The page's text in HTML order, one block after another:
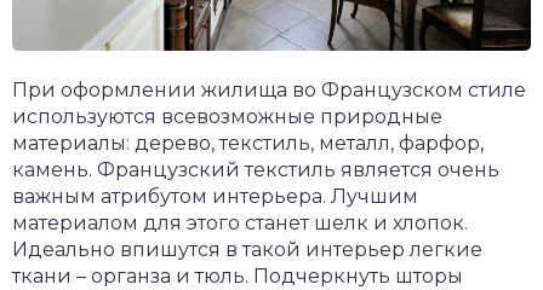
При оформлении жилища во Французском стиле
используются всевозможные природные
материалы: дерево, текстиль, металл, фарфор,
камень. Французский текстиль является очень
важным атрибутом интерьера. Лучшим
материалом для этого станет шелк и хлопок.
Идеально впишутся в такой интерьер легкие
ткани – органза и тюль. Подчеркнуть шторы